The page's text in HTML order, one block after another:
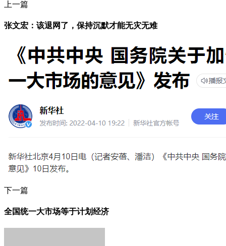
上一篇
张文宏：该退网了，保持沉默才能无灾无难
下一篇
全国统一大市场等于计划经济